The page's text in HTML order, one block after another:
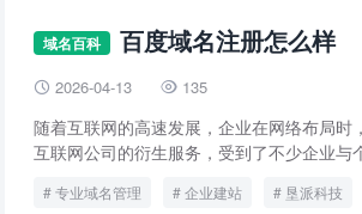
域名百科 百度域名注册怎么样
 2026-04-13  135
随着互联网的高速发展，企业在网络布局
互联网公司的衍生服务，受到了不少企业
专业域名管理 企业建站 垦派科技